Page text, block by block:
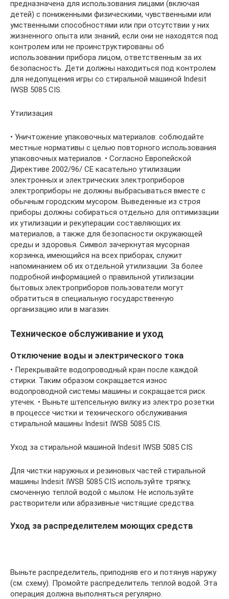
предназначена для использования лицами (включая
детей) с пониженными физическими, чувственными или
умственными способностями или при отсутствии у них
жизненного опыта или знаний, если они не находятся под
контролем или не проинструктированы об
использовании прибора лицом, ответственным за их
безопасность. Дети должны находиться под контролем
для недопущения игры со стиральной машиной Indesit
IWSB 5085 CIS.
Утилизация
• Уничтожение упаковочных материалов: соблюдайте
местные нормативы с целью повторного использования
упаковочных материалов. • Согласно Европейской
Директиве 2002/96/ СЕ касательно утилизации
электронных и электрических электроприборов
электроприборы не должны выбрасываться вместе с
обычным городским мусором. Выведенные из строя
приборы должны собираться отдельно для оптимизации
их утилизации и рекуперации составляющих их
материалов, а также для безопасности окружающей
среды и здоровья. Символ зачеркнутая мусорная
корзинка, имеющийся на всех приборах, служит
напоминанием об их отдельной утилизации. За более
подробной информацией о правильной утилизации
бытовых электроприборов пользователи могут
обратиться в специальную государственную
организацию или в магазин.
Техническое обслуживание и уход
Отключение воды и электрического тока
• Перекрывайте водопроводный кран после каждой
стирки. Таким образом сокращается износ
водопроводной системы машины и сокращается риск
утечек. • Выньте штепсельную вилку из электро розетки
в процессе чистки и технического обслуживания
стиральной машины Indesit IWSB 5085 CIS.
Уход за стиральной машиной Indesit IWSB 5085 CIS
Для чистки наружных и резиновых частей стиральной
машины Indesit IWSB 5085 CIS используйте тряпку,
смоченную теплой водой с мылом. Не используйте
растворители или абразивные чистящие средства.
Уход за распределителем моющих средств
Выньте распределитель, приподняв его и потянув наружу
(см. схему). Промойте распределитель теплой водой. Эта
операция должна выполняться регулярно.